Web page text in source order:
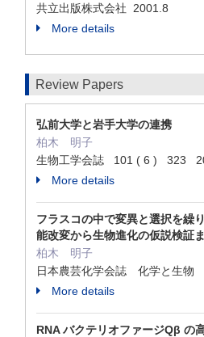
共立出版株式会社 2001.8
More details
Review Papers
弘前大学と岩手大学の連携
柏木 明子
生物工学会誌 101 ( 6 ) 323
More details
フラスコの中で変異と選択を繰
能改変から生物進化の仮説検証
柏木 明子
日本農芸化学会誌 化学と生
More details
RNA バクテリオファージQβ の